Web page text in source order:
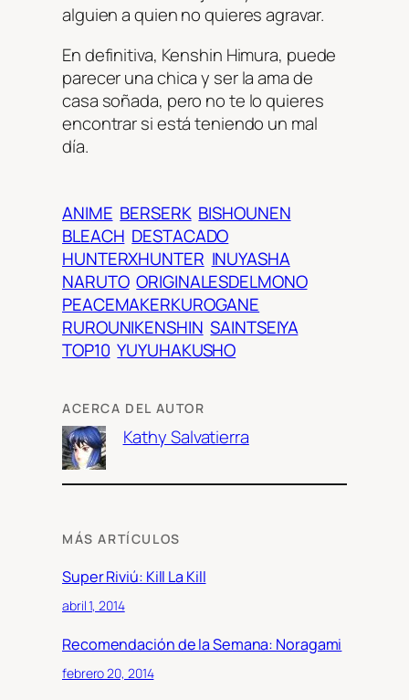
alguien a quien no quieres agravar.
En definitiva, Kenshin Himura, puede
parecer una chica y ser la ama de
casa soñada, pero no te lo quieres
encontrar si está teniendo un mal
día.
ANIME BERSERK BISHOUNEN
BLEACH DESTACADO
HUNTERXHUNTER INUYASHA
NARUTO ORIGINALESDELMONO
PEACEMAKERKUROGANE
RUROUNIKENSHIN SAINTSEIYA
TOP10 YUYUHAKUSHO
ACERCA DEL AUTOR
Kathy Salvatierra
MÁS ARTÍCULOS
Super Riviú: Kill La Kill
abril 1, 2014
Recomendación de la Semana: Noragami
febrero 20, 2014